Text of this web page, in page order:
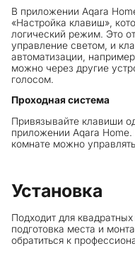
В приложении Aqara
«Настройка клавиш»,
логический режим. Это
управление светом, и
автоматизации,
можно через другие
голосом.
Проходная система
Привязывайте клавиши
приложении Aqara
комнате можно
Установка
Подходит для
подготовка места и
обратиться к